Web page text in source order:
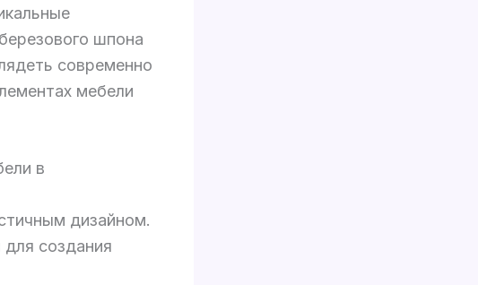
шпона
современно
мебели
в
дизайном.
создания